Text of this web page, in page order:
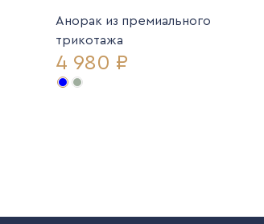
Анорак из премиального
трикотажа
4 980 ₽